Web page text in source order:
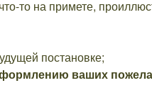
то на примете,
постановке;
ваших